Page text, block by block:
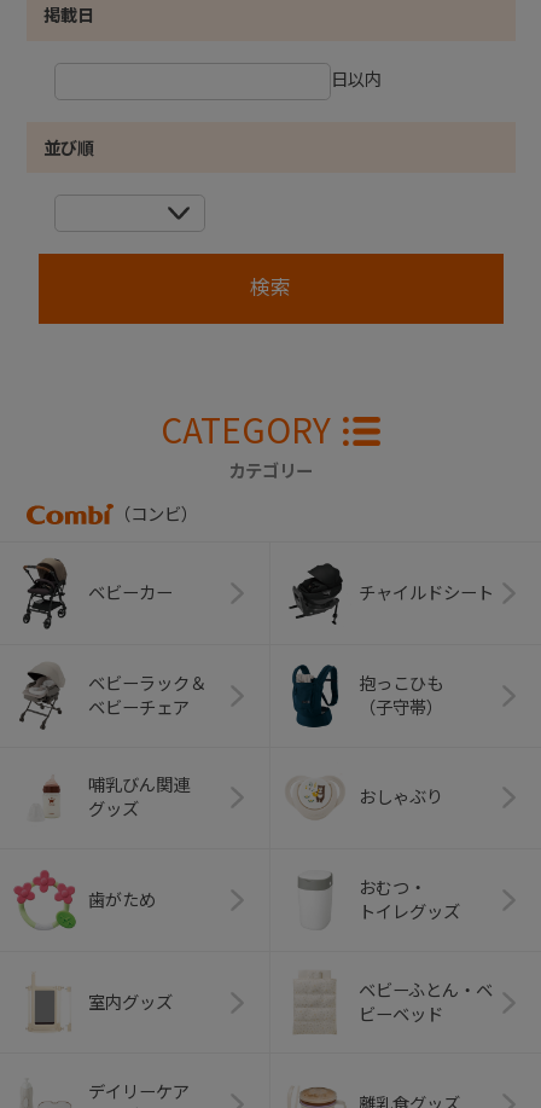
掲載日
日以内
並び順
CATEGORY
カテゴリー
（コンビ）
ベビーカー チャイルドシート
ベビーラック＆
ベビーチェア
抱っこひも
（子守帯）
哺乳びん関連
グッズ
おしゃぶり
歯がため
おむつ・
トイレグッズ
室内グッズ
ベビーふとん・ベ
ビーベッド
デイリーケア